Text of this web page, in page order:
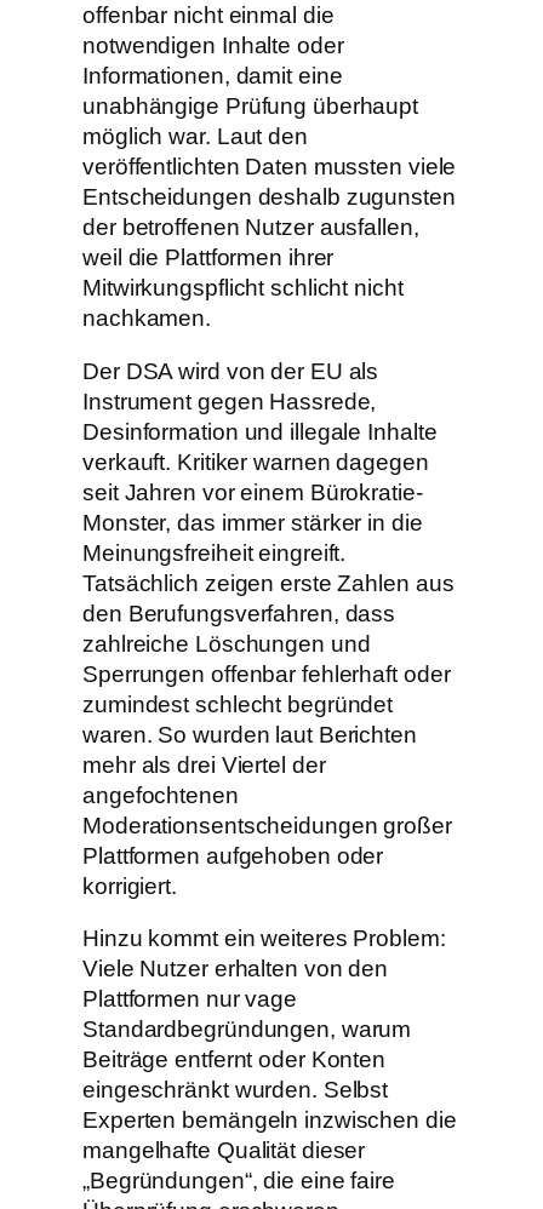
offenbar nicht einmal die
notwendigen Inhalte oder
Informationen, damit eine
unabhängige Prüfung überhaupt
möglich war. Laut den
veröffentlichten Daten mussten viele
Entscheidungen deshalb zugunsten
der betroffenen Nutzer ausfallen,
weil die Plattformen ihrer
Mitwirkungspflicht schlicht nicht
nachkamen.
Der DSA wird von der EU als
Instrument gegen Hassrede,
Desinformation und illegale Inhalte
verkauft. Kritiker warnen dagegen
seit Jahren vor einem Bürokratie-
Monster, das immer stärker in die
Meinungsfreiheit eingreift.
Tatsächlich zeigen erste Zahlen aus
den Berufungsverfahren, dass
zahlreiche Löschungen und
Sperrungen offenbar fehlerhaft oder
zumindest schlecht begründet
waren. So wurden laut Berichten
mehr als drei Viertel der
angefochtenen
Moderationsentscheidungen großer
Plattformen aufgehoben oder
korrigiert.
Hinzu kommt ein weiteres Problem:
Viele Nutzer erhalten von den
Plattformen nur vage
Standardbegründungen, warum
Beiträge entfernt oder Konten
eingeschränkt wurden. Selbst
Experten bemängeln inzwischen die
mangelhafte Qualität dieser
„Begründungen“, die eine faire